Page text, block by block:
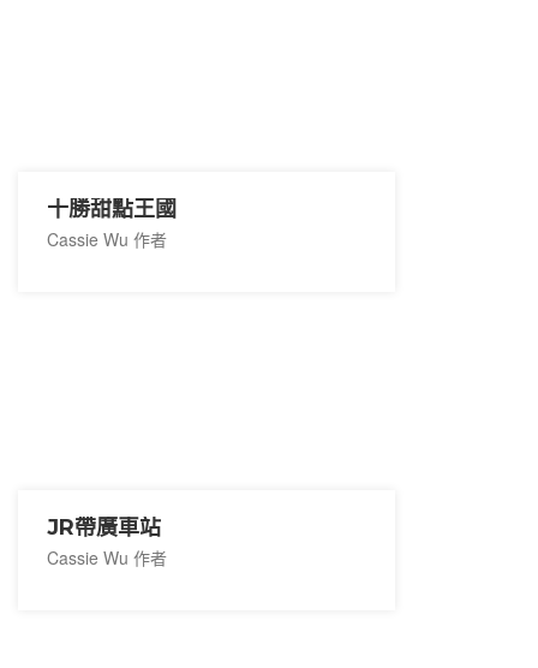
十勝甜點王國
Cassie Wu 作者
JR帶廣車站
Cassie Wu 作者